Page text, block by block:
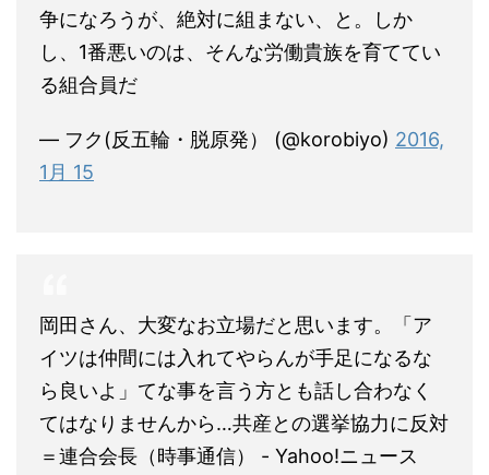
争になろうが、絶対に組まない、と。しか
し、1番悪いのは、そんな労働貴族を育ててい
る組合員だ
— フク(反五輪・脱原発） (@korobiyo) 2016,
1月 15
岡田さん、大変なお立場だと思います。「ア
イツは仲間には入れてやらんが手足になるな
ら良いよ」てな事を言う方とも話し合わなく
てはなりませんから…共産との選挙協力に反対
＝連合会長（時事通信） - Yahoo!ニュース